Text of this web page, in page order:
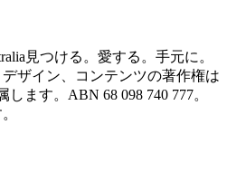
見つける。愛する。手元に。
ザイン、コンテンツの著作権は
します。ABN 68 098 740 777。